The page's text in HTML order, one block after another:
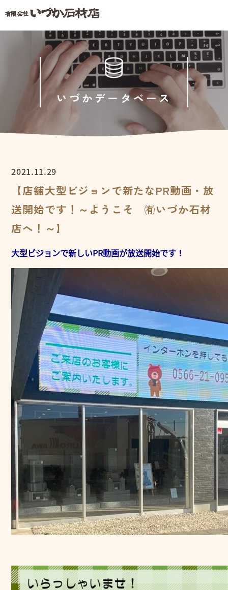
いづかデータベース
2021.11.29
【店舗大型ビジョンで新たなPR動画・放
送開始です！～ようこそ ㈲いづか石材
店へ！～】
大型ビジョンで新しいPR動画が放送開始です！